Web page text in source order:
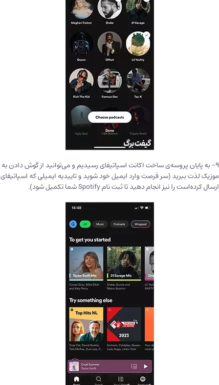
۹- به پایان پروسه‌ی ساخت اکانت اسپاتیفای رسیدیم و می‌توانید از گوش دادن به
موزیک لذت ببرید (سر فرصت وارد ایمیل خود شوید و تاییدیه ایمیلی که اسپاتیفای
ارسال کرده‌است را نیز انجام دهید تا ثبت نام Spotify شما تکمیل شود).